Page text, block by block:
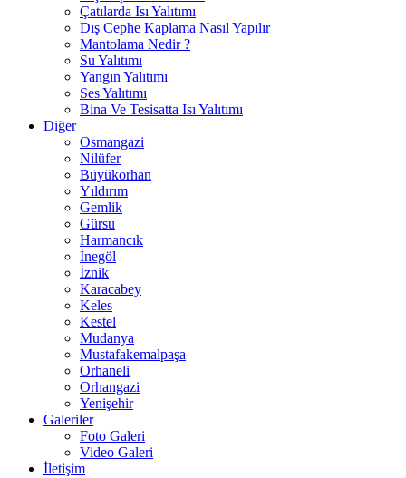
Çatılarda Isı Yalıtımı
Dış Cephe Kaplama Nasıl Yapılır
Mantolama Nedir ?
Su Yalıtımı
Yangın Yalıtımı
Ses Yalıtımı
Bina Ve Tesisatta Isı Yalıtımı
Diğer
Osmangazi
Nilüfer
Büyükorhan
Yıldırım
Gemlik
Gürsu
Harmancık
İnegöl
İznik
Karacabey
Keles
Kestel
Mudanya
Mustafakemalpaşa
Orhaneli
Orhangazi
Yenişehir
Galeriler
Foto Galeri
Video Galeri
İletişim